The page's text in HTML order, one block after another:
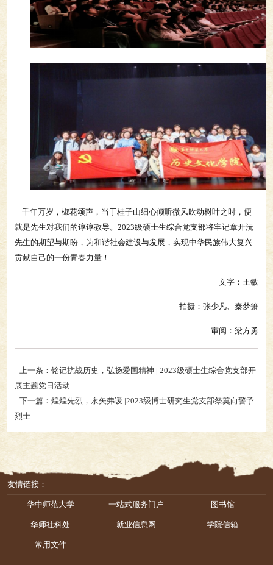
千年万岁，椒花颂声，当于桂子山细心倾听微风吹动树叶之时，便
就是先生对我们的谆谆教导。2023级硕士生综合党支部将牢记章开沅
先生的期望与期盼，为和谐社会建设与发展，实现中华民族伟大复兴
贡献自己的一份青春力量！
文字：王敏
拍摄：张少凡、秦梦箫
审阅：梁方勇
上一条：铭记抗战历史，弘扬爱国精神 | 2023级硕士生综合党支部开
展主题党日活动
下一篇：煌煌先烈，永矢弗谖 |2023级博士研究生党支部祭奠向警予
烈士
友情链接：
华中师范大学 一站式服务门户 图书馆
华师社科处 就业信息网 学院信箱
常用文件